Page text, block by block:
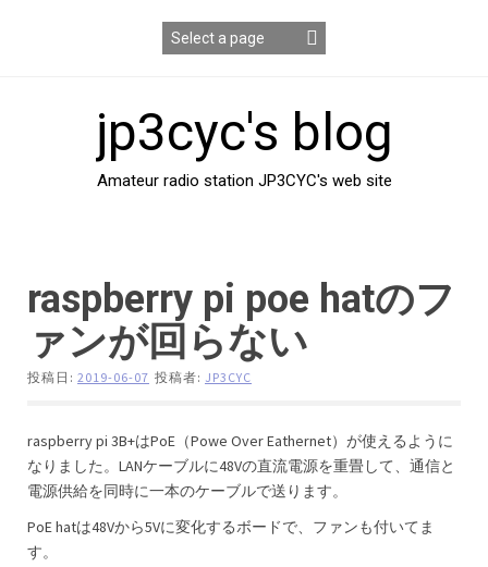
jp3cyc's blog
Amateur radio station JP3CYC's web site
raspberry pi poe hatのフ
ァンが回らない
投稿日: 2019-06-07 投稿者: JP3CYC
raspberry pi 3B+はPoE（Powe Over Eathernet）が使えるように
なりました。LANケーブルに48Vの直流電源を重畳して、通信と
電源供給を同時に一本のケーブルで送ります。
PoE hatは48Vから5Vに変化するボードで、ファンも付いてま
す。